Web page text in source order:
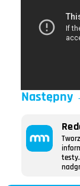
Następny